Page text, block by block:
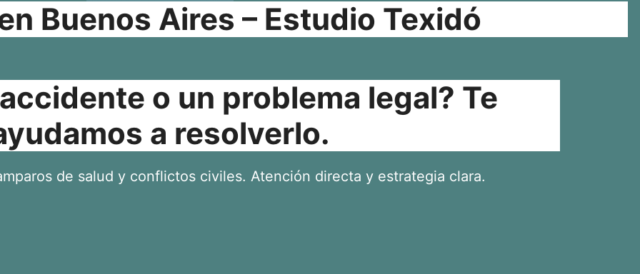
Buenos Aires – Estudio Texidó
o un problema legal? Te
a resolverlo.
de salud y conflictos civiles. Atención directa y estrategia clara.